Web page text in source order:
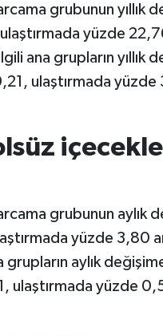
grubunun yıllık
yüzde
ana grupların yıllık
ulaştırmada
grubunun aylık
yüzde 3,80
aylık
ulaştırmada yüzde